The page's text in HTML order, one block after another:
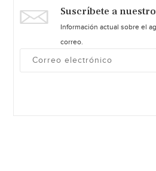
Suscríbete a
Información actual sobre el
correo.